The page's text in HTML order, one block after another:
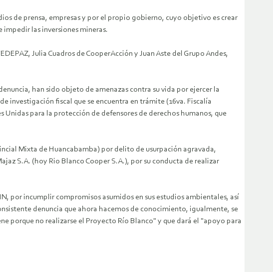
de prensa, empresas y por el propio gobierno, cuyo objetivo es crear
impedir las inversiones mineras.
Julia Cuadros de CooperAcción y Juan Aste del Grupo Andes,
han sido objeto de amenazas contra su vida por ejercer la
investigación fiscal que se encuentra en trámite (16va. Fiscalía
Unidas para la protección de defensores de derechos humanos, que
Mixta de Huancabamba) por delito de usurpación agravada,
S.A. (hoy Rio Blanco Cooper S.A.), por su conducta de realizar
por incumplir compromisos asumidos en sus estudios ambientales, así
denuncia que ahora hacemos de conocimiento, igualmente, se
porque no realizarse el Proyecto Río Blanco" y que dará el "apoyo para